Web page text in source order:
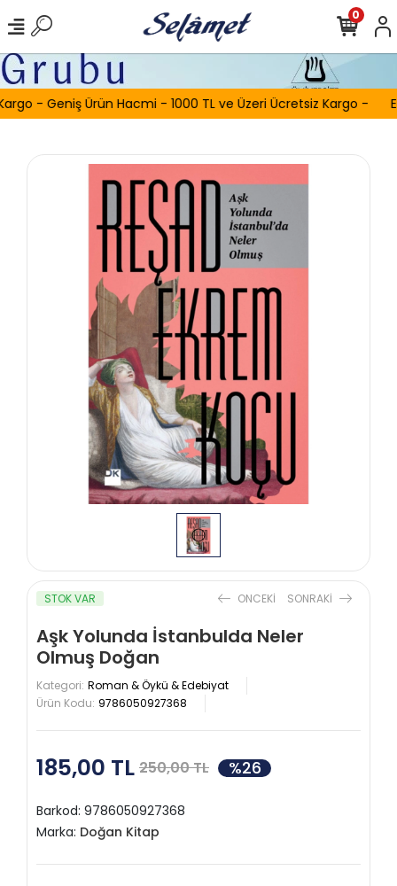
- Geniş Ürün Hacmi - 1000 TL ve Üzeri Ücretsiz Kargo -
0
STOK VAR ONCEKI SONRAKI
Aşk Yolunda İstanbulda Neler
Olmuş Doğan
Kategori: Roman & Öykü & Edebiyat
Ürün Kodu: 9786050927368
185,00 TL 250,00 TL %26
Barkod: 9786050927368
Marka: Doğan Kitap